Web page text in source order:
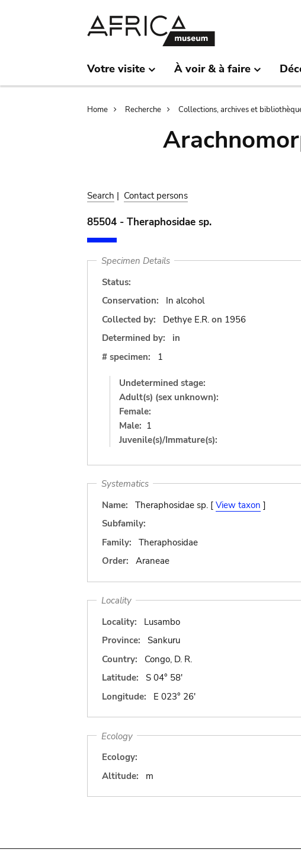
Votre visite À voir & à faire
Breadcrumb
Home Recherche Collections, archives et
Search | Contact persons
85504 - Theraphosidae sp.
Specimen Details
Status:
Conservation:
In alcohol
Collected by:
Dethye E.R. on 1956
Determined by:
in
# specimen:
1
Undetermined stage:
Adult(s) (sex unknown):
Female:
Male: 1
Juvenile(s)/Immature(s):
Systematics
Name:
Theraphosidae sp. [ View taxon ]
Subfamily:
Family:
Theraphosidae
Order:
Araneae
Locality
Locality:
Lusambo
Province:
Sankuru
Country:
Congo, D. R.
Latitude:
S 04° 58'
Longitude:
E 023° 26'
Ecology
Ecology:
Altitude:
m